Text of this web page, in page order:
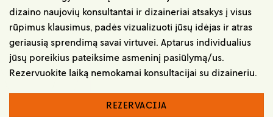
dizaino naujovių konsultantai ir dizaineriai atsakys į visus
rūpimus klausimus, padės vizualizuoti jūsų idėjas ir atras
geriausią sprendimą savai virtuvei. Aptarus individualius
jūsų poreikius pateiksime asmeninį pasiūlymą/us.
Rezervuokite laiką nemokamai konsultacijai su dizaineriu.
REZERVACIJA